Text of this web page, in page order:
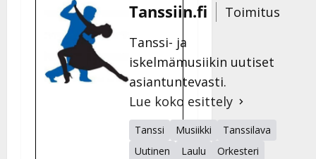
Tanssiin.fi
Toimitus
Tanssi- ja
iskelmämusiikin uutiset
asiantuntevasti.
Lue koko esittely
Tanssi Musiikki
Tanssilava
Uutinen
Laulu
Orkesteri